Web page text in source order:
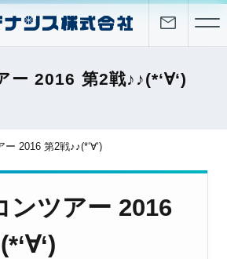
ー 2016 第2戦♪♪(*‘∀‘)
ー 2016 第2戦♪♪(*‘∀‘)
ンツアー 2016